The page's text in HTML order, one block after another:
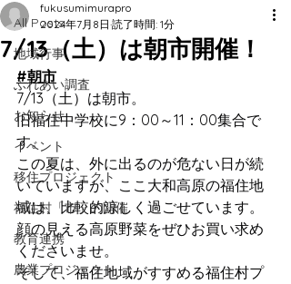
All Posts
地域行事
ふれあい調査
お知らせ
イベント
移住プロジェクト
福住村「市」の開催
教育連携
農業プロジェクト
7/13（土）は朝市開催！
fukusumimurapro
2024年7月8日 読了時間: 1分
#朝市
7/13（土）は朝市。
旧福住中学校に9：00～11：00集合で
す。
この夏は、外に出るのが危ない日が続
いていますが、ここ大和高原の福住地
域は、比較的涼しく過ごせています。
顔の見える高原野菜をぜひお買い求め
くださいませ。
そして、福住地域がすすめる福住村プ